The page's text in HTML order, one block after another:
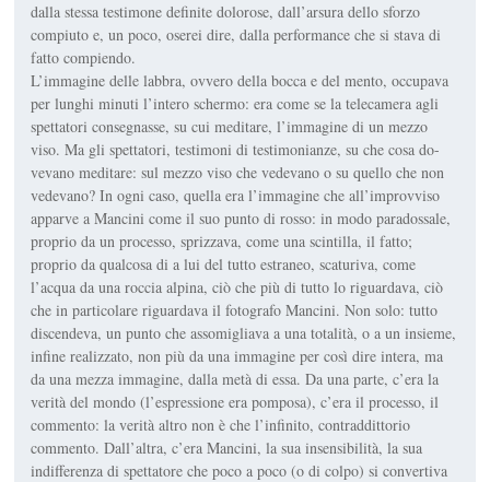
dalla stessa testimone definite dolorose, dall’arsura dello sforzo
compiuto e, un poco, oserei dire, dalla performance che si stava di
fatto compiendo.
L’immagine delle labbra, ovvero della bocca e del mento, occupava
per lunghi minuti l’intero schermo: era come se la telecamera agli
spettatori consegnasse, su cui meditare, l’immagine di un mezzo
viso. Ma gli spettatori, testimoni di testimonianze, su che cosa do-
vevano meditare: sul mezzo viso che vedevano o su quello che non
vedevano? In ogni caso, quella era l’immagine che all’improvviso
apparve a Mancini come il suo punto di rosso: in modo paradossale,
proprio da un processo, sprizzava, come una scintilla, il fatto;
proprio da qualcosa di a lui del tutto estraneo, scaturiva, come
l’acqua da una roccia alpina, ciò che più di tutto lo riguardava, ciò
che in particolare riguardava il fotografo Mancini. Non solo: tutto
discendeva, un punto che assomigliava a una totalità, o a un insieme,
infine realizzato, non più da una immagine per così dire intera, ma
da una mezza immagine, dalla metà di essa. Da una parte, c’era la
verità del mondo (l’espressione era pomposa), c’era il processo, il
commento: la verità altro non è che l’infinito, contraddittorio
commento. Dall’altra, c’era Mancini, la sua insensibilità, la sua
indifferenza di spettatore che poco a poco (o di colpo) si convertiva